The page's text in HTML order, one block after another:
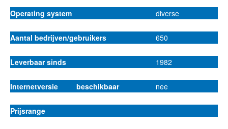
Operating system diverse
Aantal bedrijven/gebruikers 650
Leverbaar sinds 1982
Internetversie beschikbaar nee
Prijsrange